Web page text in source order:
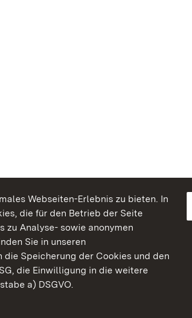
Webseiten-Erlebnis zu bieten. In
die für den Betrieb der Seite
zu Analyse- sowie anonymen
Sie in unseren
die Speicherung der Cookies und den
die Einwilligung in die weitere
a) DSGVO.